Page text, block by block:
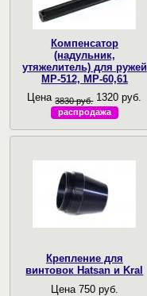
Компенсатор
(надульник,
утяжелитель) для ружей
МР-512, МР-60,61
Цена3830 руб. 1320 руб.
распродажа
Крепление для
винтовок Hatsan и Kral
Цена 750 руб.